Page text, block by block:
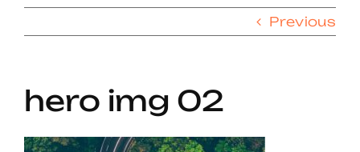
Previous
hero img 02